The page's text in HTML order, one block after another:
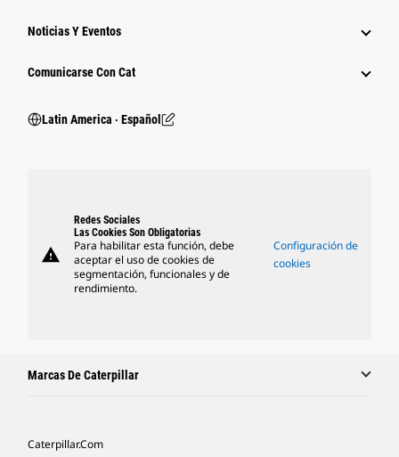
Noticias Y Eventos
Comunicarse Con Cat
Latin America ‧ Español
warning
Redes Sociales
Las Cookies Son Obligatorias
Para habilitar esta función, debe
aceptar el uso de cookies de
segmentación, funcionales y de
rendimiento.
Configuración de
cookies
Marcas De Caterpillar
Caterpillar.com